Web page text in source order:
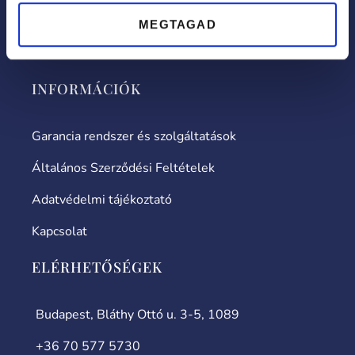
MEGTAGAD
Tanácsok és tudnivalók
Újdonságok
INFORMÁCIÓK
Garancia rendszer és szolgáltatások
Általános Szerződési Feltételek
Adatvédelmi tájékoztató
Kapcsolat
ELÉRHETŐSÉGEK
Budapest, Bláthy Ottó u. 3-5, 1089
+36 70 577 5730